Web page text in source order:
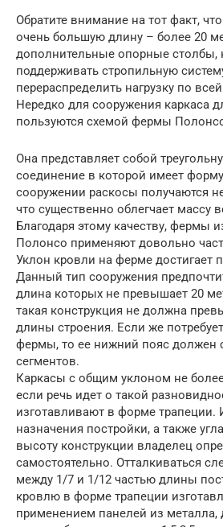
Обратите внимание на тот факт,
очень большую длину – более 20
дополнительные опорные столбы,
поддерживать стропильную
перераспределить нагрузку по
Нередко для сооружения каркаса
пользуются схемой фермы
Она представляет собой
соединение в которой имеет
сооружении раскосы получаются
что существенно облегчает массу
Благодаря этому качеству, фермы
Полонсо применяют довольно
Уклон кровли на ферме достигает
Данный тип сооружения
длина которых не превышает 20
такая конструкция не должна
длины строения. Если же
фермы, то ее нижний пояс должен
сегментов.
Каркасы с общим уклоном не
если речь идет о такой
изготавливают в форме трапеции.
назначения постройки, а также
высоту конструкции владелец
самостоятельно. Отталкиваться
между 1/7 и 1/12 частью длины
кровлю в форме трапеции
применением панелей из металла,